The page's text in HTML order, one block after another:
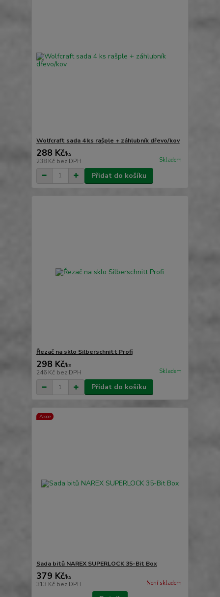
Wolfcraft sada 4 ks rašple + záhlubník dřevo/kov
288 Kč/ks
238 Kč bez DPH Skladem
Přidat do košíku
Řezač na sklo Silberschnitt Profi
298 Kč/ks
246 Kč bez DPH Skladem
Přidat do košíku
Akce
Sada bitů NAREX SUPERLOCK 35-Bit Box
379 Kč/ks
313 Kč bez DPH Není skladem